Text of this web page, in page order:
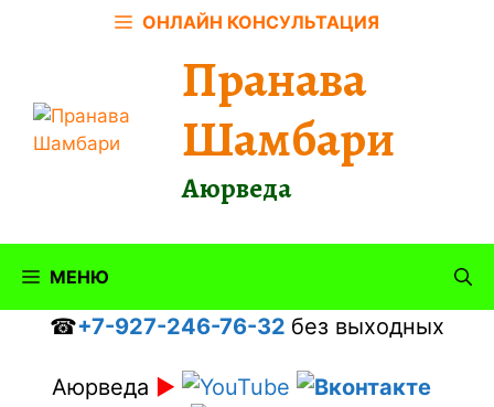
ОНЛАЙН КОНСУЛЬТАЦИЯ
Пранава
Шамбари
Аюрведа
МЕНЮ
☎+7-927-246-76-32 без выходных
Аюрведа ►